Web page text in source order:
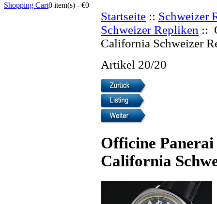
Shopping Cart0 item(s) - €0
Startseite :: Schweizer
Schweizer Repliken ::
California Schweizer
Artikel 20/20
Officine
California